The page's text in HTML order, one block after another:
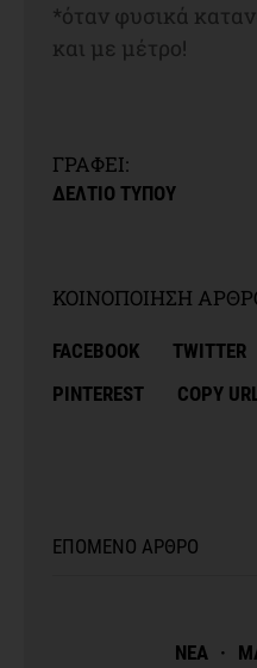
*όταν φυσικά
και με μέτρο!
ΓΡΑΦΕΙ:
ΔΕΛΤΙΟ ΤΥΠΟΥ
ΚΟΙΝΟΠΟΙΗΣΗ
FACEBOOK TWITTER
PINTEREST
COPY
ΕΠΟΜΕΝΟ ΑΡΘΡΟ
ΝΕΑ ·